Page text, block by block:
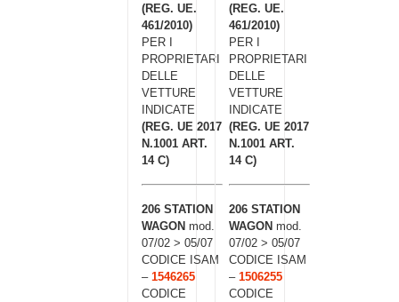
(REG. UE.
461/2010)
PER I
PROPRIETARI
DELLE
VETTURE
INDICATE
(REG. UE 2017
N.1001 ART.
14 C)
206 STATION
WAGON mod.
07/02 > 05/07
CODICE ISAM
– 1546265
CODICE
(REG. UE.
461/2010)
PER I
PROPRIETARI
DELLE
VETTURE
INDICATE
(REG. UE 2017
N.1001 ART.
14 C)
206 STATION
WAGON mod.
07/02 > 05/07
CODICE ISAM
–1506255
CODICE